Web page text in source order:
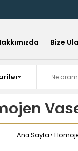
Bize
Ana Sayfa